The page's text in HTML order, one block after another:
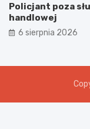
Policjant poza
handlowej
6 sierpnia 2026